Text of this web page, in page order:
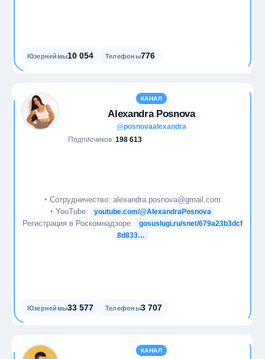
Юзернеймы10 054 Телефоны776
КАНАЛ
Alexandra Posnova
@posnovaalexandra
Подписчиков: 198 613
‣ Сотрудничество: alexandra.posnova@gmail.com
‣ YouTube:
youtube.com/@AlexandraPosnova
Регистрация в Роскомнадзоре:
gosuslugi.ru/snet/679a23b3dcf
8d833…
Юзернеймы33 577 Телефоны3 707
КАНАЛ